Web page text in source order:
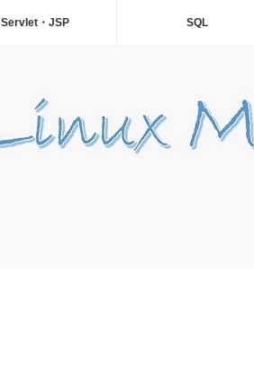
Servlet・JSP SQL